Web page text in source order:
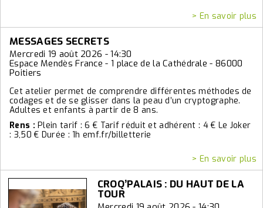
> En savoir plus
MESSAGES SECRETS
Mercredi 19 août 2026 - 14:30
Espace Mendès France - 1 place de la Cathédrale - 86000
Poitiers
Cet atelier permet de comprendre différentes méthodes de
codages et de se glisser dans la peau d’un cryptographe.
Adultes et enfants à partir de 8 ans.
Rens :Plein tarif : 6 € Tarif réduit et adhérent : 4 € Le Joker
: 3,50 € Durée : 1h emf.fr/billetterie
> En savoir plus
CROQ’PALAIS : DU HAUT DE LA
TOUR